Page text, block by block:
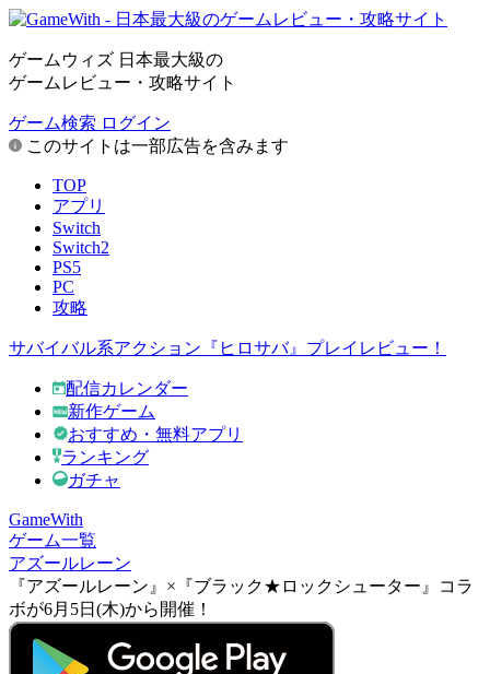
ゲームウィズ 日本最大級の
ゲームレビュー・攻略サイト
ゲーム検索 ログイン
このサイトは一部広告を含みます
TOP
アプリ
Switch
Switch2
PS5
PC
攻略
サバイバル系アクション『ヒロサバ』プレイレビュー！
配信カレンダー
新作ゲーム
おすすめ・無料アプリ
ランキング
ガチャ
GameWith
ゲーム一覧
アズールレーン
『アズールレーン』×『ブラック★ロックシューター』コラ
ボが6月5日(木)から開催！